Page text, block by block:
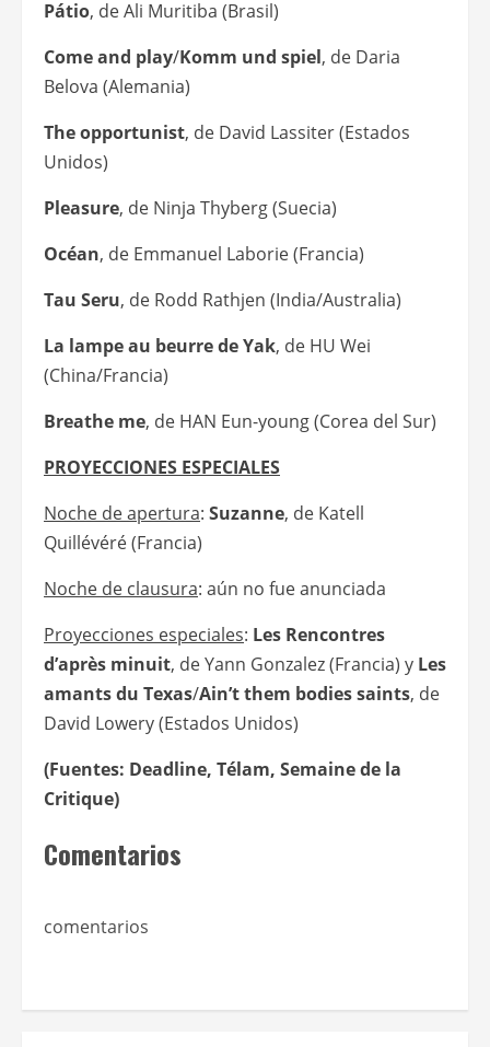
Pátio, de Ali Muritiba (Brasil)
Come and play/Komm und spiel, de Daria
Belova (Alemania)
The opportunist, de David Lassiter (Estados
Unidos)
Pleasure, de Ninja Thyberg (Suecia)
Océan, de Emmanuel Laborie (Francia)
Tau Seru, de Rodd Rathjen (India/Australia)
La lampe au beurre de Yak, de HU Wei
(China/Francia)
Breathe me, de HAN Eun-young (Corea del Sur)
PROYECCIONES ESPECIALES
Noche de apertura: Suzanne, de Katell
Quillévéré (Francia)
Noche de clausura: aún no fue anunciada
Proyecciones especiales: Les Rencontres
d’après minuit, de Yann Gonzalez (Francia) y Les
amants du Texas/Ain’t them bodies saints, de
David Lowery (Estados Unidos)
(Fuentes: Deadline, Télam, Semaine de la
Critique)
Comentarios
comentarios